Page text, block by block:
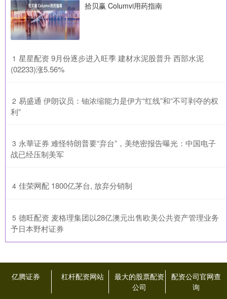
拾贝赢 Columvi用药指南
1 ​星星配资 9月份逐步进入旺季 建材水泥股普升 西部水泥
(02233)涨5.56%
2 ​易盛通 伊朗议员：铀浓缩能力是伊方“红线”和“不可剥夺的权
利”
3 ​永華证券 难怪特朗普要“弃台”，美绝密报告曝光：中国电子
战已经压制美军
4 ​佳荣网配 1800亿茅台, 放弃分销制
5 ​德旺配资 麦格理集团以28亿澳元出售欧美公共资产管理业务
予日本野村证券
亿腾证券 杠杆配资网站
最大的股票配资
公司
配资公司官网查
询